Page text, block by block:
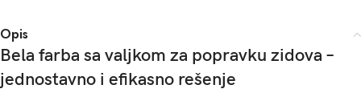
Opis
Bela farba sa valjkom za popravku zidova –
jednostavno i efikasno rešenje